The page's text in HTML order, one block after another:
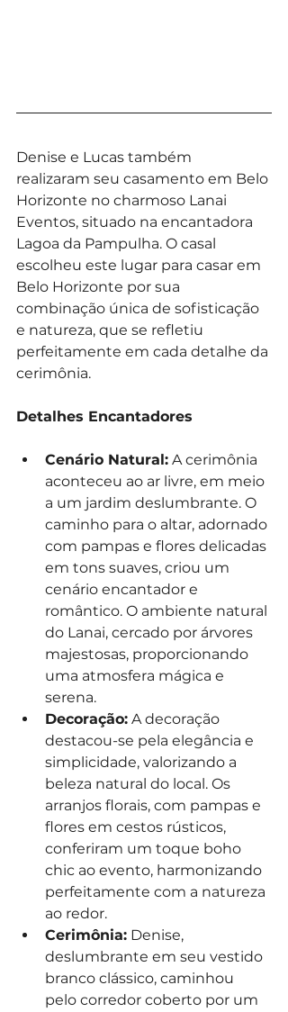
Denise e Lucas também
realizaram seu casamento em Belo
Horizonte no charmoso Lanai
Eventos, situado na encantadora
Lagoa da Pampulha. O casal
escolheu este lugar para casar em
Belo Horizonte por sua
combinação única de sofisticação
e natureza, que se refletiu
perfeitamente em cada detalhe da
cerimônia.
Detalhes Encantadores
Cenário Natural: A cerimônia
aconteceu ao ar livre, em meio
a um jardim deslumbrante. O
caminho para o altar, adornado
com pampas e flores delicadas
em tons suaves, criou um
cenário encantador e
romântico. O ambiente natural
do Lanai, cercado por árvores
majestosas, proporcionando
uma atmosfera mágica e
serena.
Decoração: A decoração
destacou-se pela elegância e
simplicidade, valorizando a
beleza natural do local. Os
arranjos florais, com pampas e
flores em cestos rústicos,
conferiram um toque boho
chic ao evento, harmonizando
perfeitamente com a natureza
ao redor.
Cerimônia: Denise,
deslumbrante em seu vestido
branco clássico, caminhou
pelo corredor coberto por um